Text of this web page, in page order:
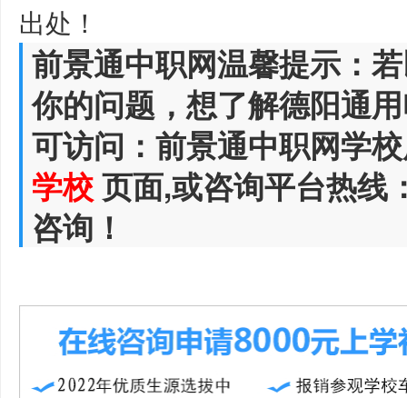
出处！
前景通中职网温馨提示：
你的问题，想了解德阳通
可访问：前景通中职网学
学校页面,或咨询平台热线
咨询！